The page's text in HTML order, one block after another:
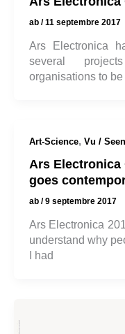
ab /11 septembre 2017
Ars Electronica
several
organisations to
Art-Science, Vu / Seen
Ars Electronica
goes
ab /9 septembre 2017
Ars Electronica
understand why
I had